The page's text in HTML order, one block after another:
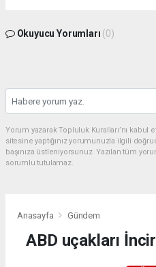
Okuyucu Yorumları (0)
Yorum yazarak Topluluk Kuralları’nı
sitesine yaptığınız yorumunuzla ilgili
başınıza üstleniyorsunuz. Yazılan tüm
sorumlu tutulamaz.
Anasayfa Gündem
ABD uçakları